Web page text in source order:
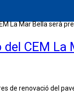
La Mar Bella serà
CEM La
de renovació del